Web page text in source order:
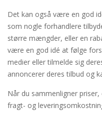
Det kan også være en god
som nogle forhandlere
større mængder, eller en
være en god idé at følge
medier eller tilmelde sig
annoncerer deres tilbud og
Når du sammenligner
fragt- og